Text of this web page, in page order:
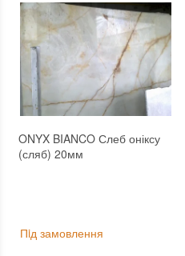
ONYX BIANCO Слеб оніксу
(сляб) 20мм
Пiд замовлення